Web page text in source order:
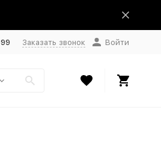
Заказать звонок Войти